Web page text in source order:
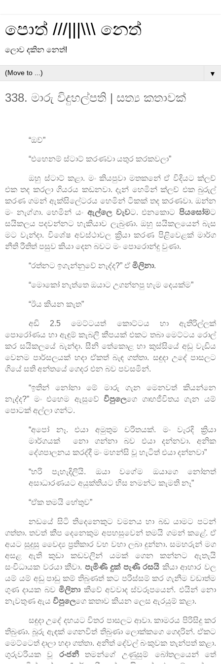
පොත් ///|||\\\ නෙත්
ලොව දකින නෙත්!
▼
338. මාරු විදුහල්පති | සත්‍ය කතාවක්
“ඔව්”
“එහෙනම් ස්ටාට් කරණවා යතුර කරකවලා”
ඔහු ස්ටාට් කළා. මං කියපුවා මතකනේ ඒ විදියට ක්ලච්
එක තද කරලා ගියරය කඩනවා. දැන් හෙමින් ක්ලච් එක බුරුල්
කරණ ගමන් ඇක්සිලේටරය හෙමින් ටිකක් තද කරණවා. ඔන්න
මං නැග්ගා. හෙමින් යං ඇල්ලෙ වැවට. එනකොටපියසෝමට
සයිකලය පදවන්නට හැකියාව ලැබුණා. ඔහු සයිකලයෙන් බැස
මට වැන්දා. විශේෂ අවස්ථාවල ක්‍රියා කරණ පිළිවෙළක් මාර්ග
නීති රීතිත් පසුව කියා දෙන බවට මං පොරොන්දු වුණා.
“රත්නට ඉගැන්නුවේ නැද්ද?” ඒ මිලිනා.
“මොකෝ නැත්තෙ ඔයාට උගන්නපු හැම දෙයක්ම”
“ඊය කියන කැත”
අඩි 2.5 මෙට්ටයත් කොට්ටය හා ඇතිරිල්ලක්
පොරෝණය හා ඇඳුම් කැබලි කීපයක් එකට තබා මෙට්ටය රොල්
කර සයිකලයේ බැන්දා. සීනි තේකොළ හා කුස්සියේ අඩු වැඩිය
වෙනම පාර්සලයක් හදා ඒකත් බැඳ ගත්තා. සඳුදා උදේ පාසලට
ගියේ සති අන්තයේ ගෙදර එන බව පවසමින්.
“ඉතින් නෝනා මේ මාරු ගැන මෙනවත් කියන්නෙ
නැද්ද?” මං එහෙම ඇසුවේවිපුලෙගෙ ගෘහජීවිතය ගැන යම්
පොටක් අල්ලා ගන්ට.
“අපෝ නෑ. එයා අමුතුම චරිතයක්. මං වැරදි ක්‍රියා
මාර්ගයක් නො ගන්නා බව එයා දන්නවා. අනික
දේශපාලනය කරද්දී මං මහන්සි වූ හැටිත් එයා දන්නවා”
“හරි පැහැදිලියි. ඔයා වගේම ඔයාගෙ නෝනත්
අසාධාරණයට අයුක්තියට හිස නමන්ට කැමති නෑ”
“ඒක තමයි හේතුව”
නඩයේ සිටි තිදෙනෙකුට වමනය හා බඩ යාමට පටන්
ගත්තා. තවත් කීප දෙනෙකුම අපහසුවෙන් තමයි ගමන් කළේ. ඒ
අයට සුදුසු වෛද්‍ය ප්‍රතිකාර වහ වහා ලබා දුන්නා. සමහරුන් මග
අසළ ඇති කුඩා කඩවලින් යමක් ගෙන කන්නට ඇතැයි
සංවිධායක වරයා කීවා. පැමිණි දුක් පැණි රසයි කියා ආහාර වල
යම් යම් අඩු පාඩු කම් තිබුණත් කට පරිස්සම් කර ගැනීම වඩාත්ම
ගුණ දායක බවමිලිනාකීවේ අවවාද ස්වරූපයෙන්. එයින් නො
නැවතුණ ඇය විපුලෙගෙ කතාව කියන ලෙස ඇරයුම් කළා.
සඳුදා උදේ දහයට විතර පාසලට ආවා. කාමරය පිරිසිදු කර
තිබුණා. බූරු ඇඳක් ගෙනවිත් තිබුණා ලොක්කගෙ ගෙදරින්. ඒකට
මෙට්ටෙත් දාලා හදා ගත්තා. අනිත් දේවල් බංකුවක තැන්පත් කළා.
ගුරුවරියක වූ රංජනීතමන්ගේ උණුසුම් බෝතලයෙන් තේ